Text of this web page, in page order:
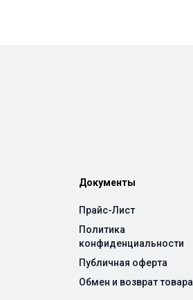
Документы
Прайс-Лист
Политика
конфиденциальности
Публичная оферта
Обмен и возврат товара